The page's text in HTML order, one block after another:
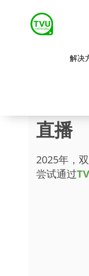
解决
直播
2025年，
尝试通过